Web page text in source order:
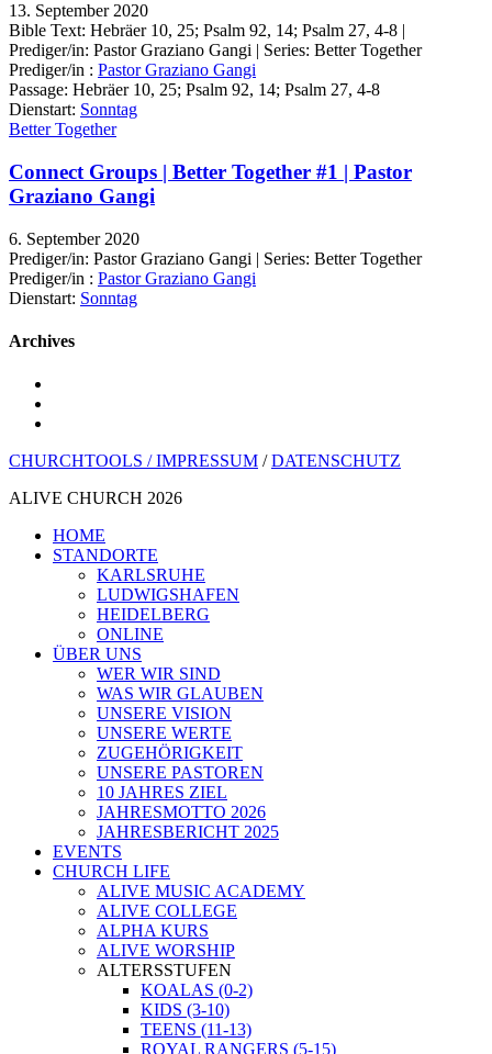
13. September 2020
Bible Text: Hebräer 10, 25; Psalm 92, 14; Psalm 27, 4-8 |
Prediger/in: Pastor Graziano Gangi | Series: Better Together
Prediger/in : Pastor Graziano Gangi
Passage: Hebräer 10, 25; Psalm 92, 14; Psalm 27, 4-8
Dienstart: Sonntag
Better Together
Connect Groups | Better Together #1 | Pastor
Graziano Gangi
6. September 2020
Prediger/in: Pastor Graziano Gangi | Series: Better Together
Prediger/in : Pastor Graziano Gangi
Dienstart: Sonntag
Archives
CHURCHTOOLS /IMPRESSUM /DATENSCHUTZ
ALIVE CHURCH 2026
Menü
schließen
HOME
STANDORTE
KARLSRUHE
LUDWIGSHAFEN
HEIDELBERG
ONLINE
ÜBER UNS
WER WIR SIND
WAS WIR GLAUBEN
UNSERE VISION
UNSERE WERTE
ZUGEHÖRIGKEIT
UNSERE PASTOREN
10 JAHRES ZIEL
JAHRESMOTTO 2026
JAHRESBERICHT 2025
EVENTS
CHURCH LIFE
ALIVE MUSIC ACADEMY
ALIVE COLLEGE
ALPHA KURS
ALIVE WORSHIP
ALTERSSTUFEN
KOALAS (0-2)
KIDS (3-10)
TEENS (11-13)
ROYAL RANGERS (5-15)